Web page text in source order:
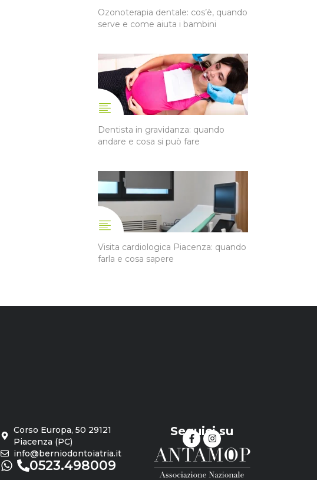
Ozonoterapia dentale: cos’è, quando
serve e come aiuta i bambini
Dentista in gravidanza: quando
andare e cosa si può fare
Visita cardiologica Piacenza: quando
farla e cosa sapere
Corso Europa, 50 29121
Piacenza (PC)
info@berniodontoiatria.it
0523.498009
Seguici su